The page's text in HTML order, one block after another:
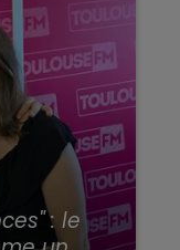
: le